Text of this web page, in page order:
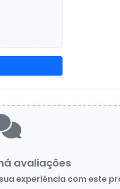
avaliações
experiência com este